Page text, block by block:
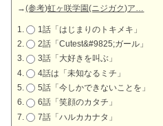
→(参考)虹ヶ咲学園(ニジガク)ア…
1話「はじまりのトキメキ」
2話「Cutest&#9825;ガール」
3話「大好きを叫ぶ」
4話は「未知なるミチ」
5話「今しかできないことを」
6話「笑顔のカタチ」
7話「ハルカカナタ」